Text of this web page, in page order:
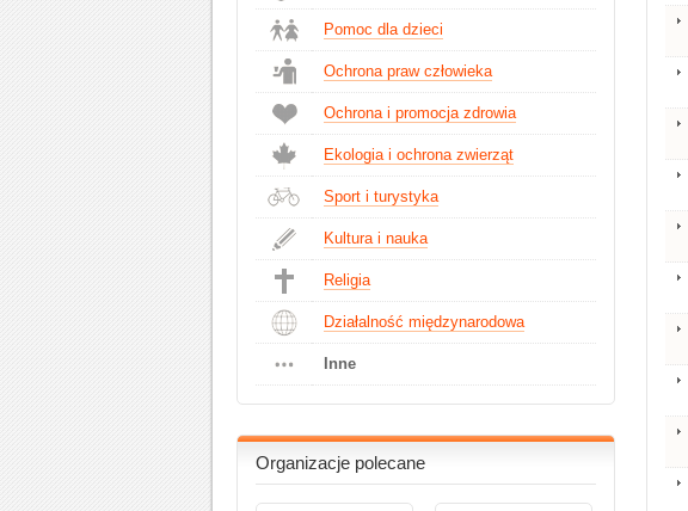
Pomoc dla dzieci
Ochrona praw człowieka
Ochrona i promocja zdrowia
Ekologia i ochrona zwierząt
Sport i turystyka
Kultura i nauka
Religia
Działalność międzynarodowa
Inne
Organizacje polecane